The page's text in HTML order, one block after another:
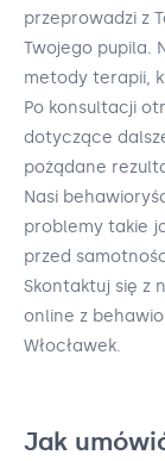
przeprowadzi z
Twojego pupila.
metody terapii,
Po konsultacji
dotyczące
pożądane
Nasi
problemy takie
przed
Skontaktuj się z
online z
Włocławek.
Jak